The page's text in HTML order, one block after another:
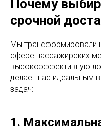
Почему
срочной
Мы трансформировали
сфере пассажирских
высокоэффективную
делает нас идеальным
задач:
1.